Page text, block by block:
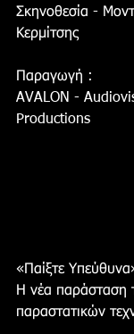
Σκηνοθεσία -
Κερμίτσης
Παραγωγή :
AVALON -
Productions
«Παίξτε
Η νέα παράσταση
παραστατικών